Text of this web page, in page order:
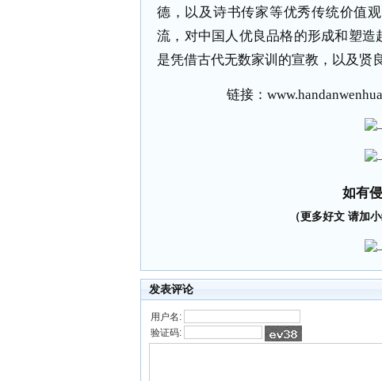
德，以及诗书传家等优秀传统价值
流，对中国人优良品格的形成和塑造
是凭借古代无数家训的宣教，以及贤
链接：
如有
（更多好文 请加
发表评论
用户名:
验证码: